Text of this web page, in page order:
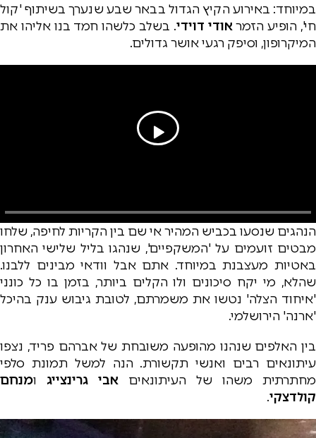
במיוחד: באירוע הקיץ הגדול בבאר שבע שנערך בשיתוף 'קול
חי', הופיע הזמר אודי דוידי. בשלב כלשהו חמד בנו אליהו את
המיקרופון, וסיפק רגעי אושר גדולים.
הנהגים שנסעו בכביש המהיר אי שם בין הקריות לחיפה, שלחו
מבטים זועמים על 'המשקפיים', שנהגו בליל שלישי האחרון
באטיות מעצבנת במיוחד. אתם אבל וודאי מבינים ללבנו.
שהלא, מי יקח סיכונים ולו הקלים ביותר, בזמן בו כל כונני
'איחוד הצלה' נטשו את משמרתם, לטובת גיבוש ענק בהיכל
'ארנה' הירושלמי.
בין האלפים שנהנו מהופעה משובחת של אברהם פריד, נצפו
עיתונאים רבים ואנשי תקשורת. הנה למשל תמונת סלפי
מחתרתית משהו של העיתונאים אבי גרינצייג ומנחם
קולדצקי.